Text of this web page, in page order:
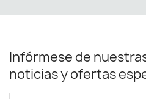
Infórmese de
noticias y ofertas